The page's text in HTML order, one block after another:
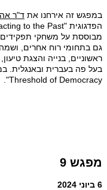
במפגש זה אירחנו את ד"ר
הפדגוגית "Reacting to the Past", שאותו היא מובילה בישראל.
מבוססת על משחקי
גם בתחומי רוח אחרים,
ראשוניים, בנייה והצגת
בעל פה בעברית ובאנגלית.
Threshold of Democracy
".
מפגש 9
6 ביוני 2024